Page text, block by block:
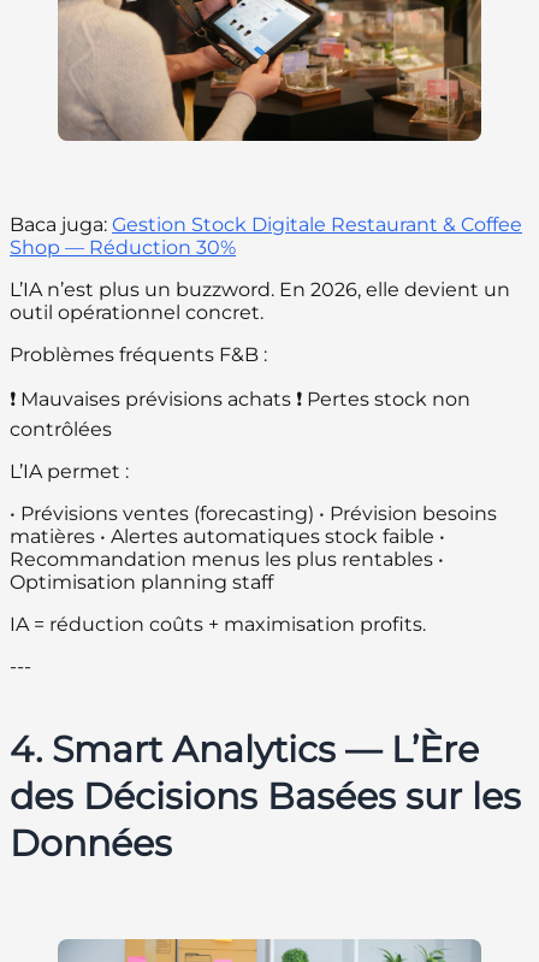
Baca juga: Gestion Stock Digitale Restaurant & Coffee
Shop — Réduction 30%
L’IA n’est plus un buzzword. En 2026, elle devient un
outil opérationnel concret.
Problèmes fréquents F&B :
❗ Mauvaises prévisions achats ❗ Pertes stock non
contrôlées
L’IA permet :
• Prévisions ventes (forecasting) • Prévision besoins
matières • Alertes automatiques stock faible •
Recommandation menus les plus rentables •
Optimisation planning staff
IA = réduction coûts + maximisation profits.
---
4. Smart Analytics — L’Ère
des Décisions Basées sur les
Données